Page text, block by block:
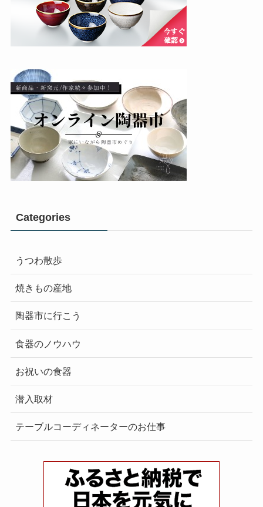
Categories
うつわ散歩
焼きもの産地
陶器市に行こう
食器のノウハウ
お祝いの食器
潜入取材
テーブルコーディネーターのお仕事